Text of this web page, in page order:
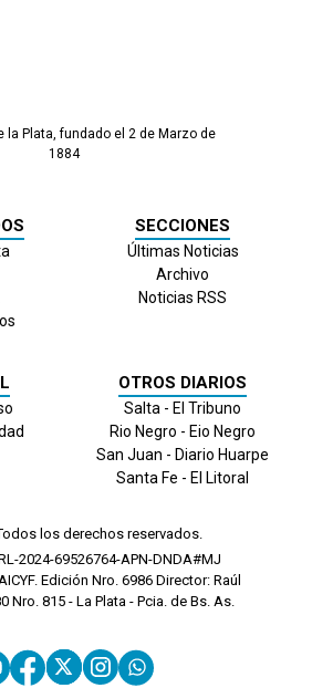
la Plata, fundado el 2 de Marzo de
1884
SECCIONES
Últimas Noticias
Archivo
Noticias RSS
OTROS DIARIOS
Salta - El Tribuno
Rio Negro - Eio Negro
San Juan - Diario Huarpe
Santa Fe - El Litoral
los derechos reservados.
2024-69526764-APN-DNDA#MJ
Edición Nro. 6986 Director: Raúl
Nro. 815 - La Plata - Pcia. de Bs. As.